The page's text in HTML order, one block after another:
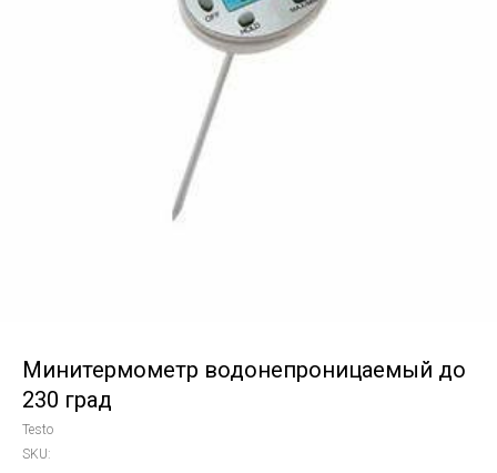
Минитермометр водонепроницаемый до
230 град
Testo
SKU: